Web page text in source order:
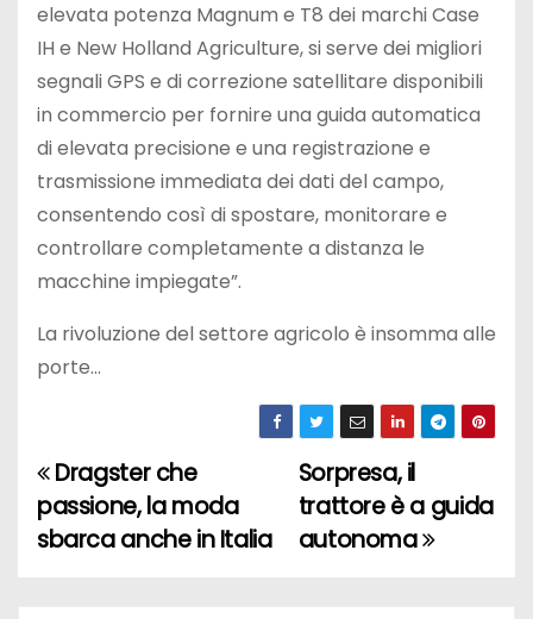
elevata potenza Magnum e T8 dei marchi Case
IH e New Holland Agriculture, si serve dei migliori
segnali GPS e di correzione satellitare disponibili
in commercio per fornire una guida automatica
di elevata precisione e una registrazione e
trasmissione immediata dei dati del campo,
consentendo così di spostare, monitorare e
controllare completamente a distanza le
macchine impiegate”.
La rivoluzione del settore agricolo è insomma alle
porte…
N
a
Sorpresa, il
trattore è a guida
autonoma
Dragster che
passione, la moda
sbarca anche in Italia